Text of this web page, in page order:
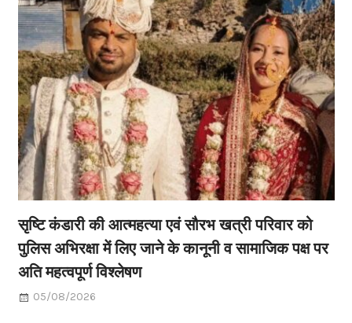
सृष्टि कंडारी की आत्महत्या एवं सौरभ खत्री परिवार को
पुलिस अभिरक्षा में लिए जाने के कानूनी व सामाजिक पक्ष पर
अति महत्वपूर्ण विश्लेषण
05/08/2026